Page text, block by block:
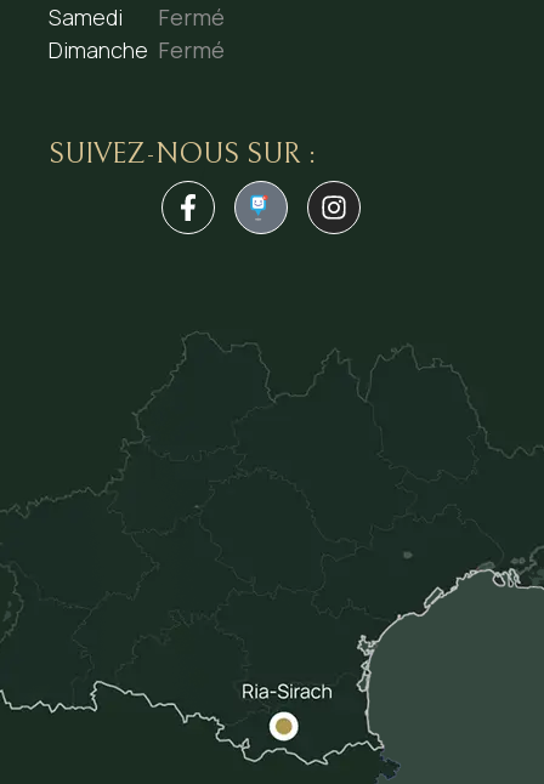
Samedi
Fermé
Dimanche Fermé
SUIVEZ-NOUS SUR :
1